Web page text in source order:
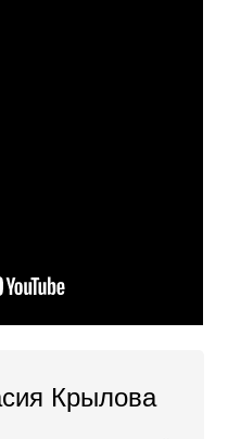
Крылова